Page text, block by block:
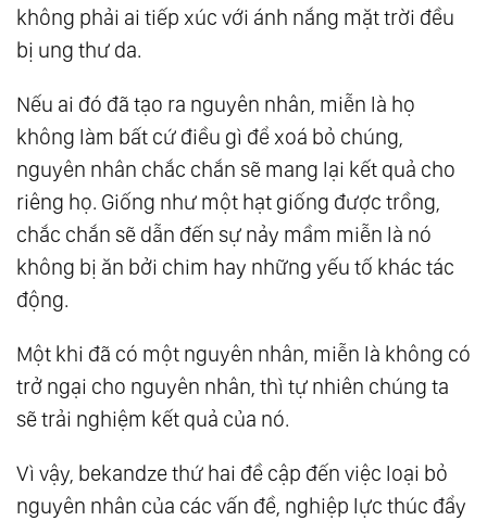
không phải ai tiếp xúc với ánh nắng mặt trời đều
bị ung thư da.
Nếu ai đó đã tạo ra nguyên nhân, miễn là họ
không làm bất cứ điều gì để xoá bỏ chúng,
nguyên nhân chắc chắn sẽ mang lại kết quả cho
riêng họ. Giống như một hạt giống được trồng,
chắc chắn sẽ dẫn đến sự nảy mầm miễn là nó
không bị ăn bởi chim hay những yếu tố khác tác
động.
Một khi đã có một nguyên nhân, miễn là không có
trở ngại cho nguyên nhân, thì tự nhiên chúng ta
sẽ trải nghiệm kết quả của nó.
Vì vậy, bekandze thứ hai đề cập đến việc loại bỏ
nguyên nhân của các vấn đề, nghiệp lực thúc đẩy